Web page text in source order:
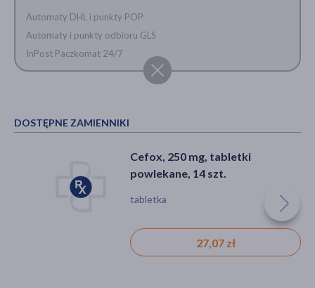
Automaty DHL i punkty POP
Automaty i punkty odbioru GLS
InPost Paczkomat 24/7
DOSTĘPNE ZAMIENNIKI
Cefox, 250 mg, tabletki
powlekane, 14 szt.
tabletka
27,07 zł